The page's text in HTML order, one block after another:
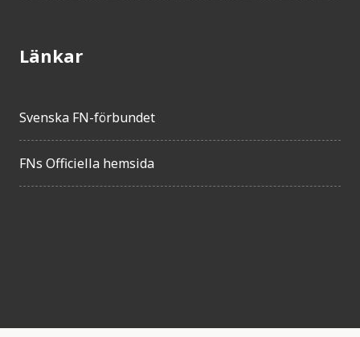
Länkar
Svenska FN-förbundet
FNs Officiella hemsida